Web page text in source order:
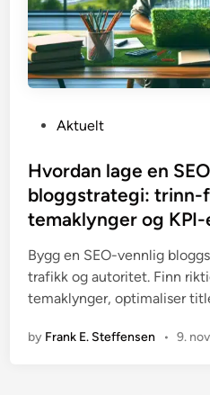
s
t
e
i
n
Aktuelt
Hvordan lage en
bloggstrategi: trinn-
temaklynger og
Bygg en SEO-vennlig
trafikk og autoritet. Finn
temaklynger, optimaliser
by Frank E. Steffensen • 9.